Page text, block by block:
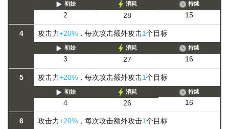
初始
2
消耗
28
持续
15
4 攻击力+20% ，每次攻击额外攻击1个目标
初始
3
消耗
27
持续
16
5 攻击力+20% ，每次攻击额外攻击1个目标
初始
4
消耗
26
持续
16
6 攻击力+20% ，每次攻击额外攻击1个目标